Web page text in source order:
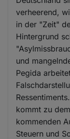
verheerend,
in der "Zeit"
Hintergrund
und
Pegida
kommt zu
kommenden
Steuern und